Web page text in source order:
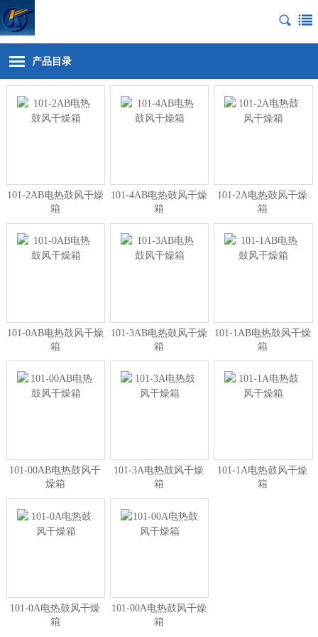
产品目录
101-2AB电热鼓风干燥
箱
101-4AB电热鼓风干燥
箱
101-2A电热鼓风干燥
箱
101-0AB电热鼓风干燥
箱
101-3AB电热鼓风干燥
箱
101-1AB电热鼓风干燥
箱
101-00AB电热鼓风干
燥箱
101-3A电热鼓风干燥
箱
101-1A电热鼓风干燥
箱
101-0A电热鼓风干燥
箱
101-00A电热鼓风干燥
箱